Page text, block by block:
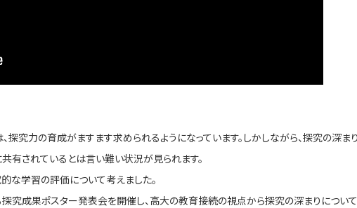
探究力の育成がますます求められるようになっています。しかしながら、探究の深
有されているとは言い難い状況が見られます。
な学習の評価について考えました。
究成果ポスター発表会を開催し、高大の教育接続の視点から探究の深まりについて